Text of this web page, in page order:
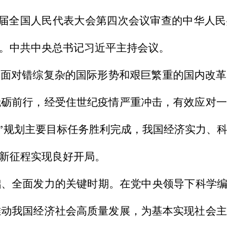
全国人民代表大会第四次会议审查的中华人
共中央总书记习近平主持会议。
对错综复杂的国际形势和艰巨繁重的国内改
前行，经受住世纪疫情严重冲击，有效应对
划主要目标任务胜利完成，我国经济实力、
征程实现良好开局。
全面发力的关键时期。在党中央领导下科学
我国经济社会高质量发展，为基本实现社会